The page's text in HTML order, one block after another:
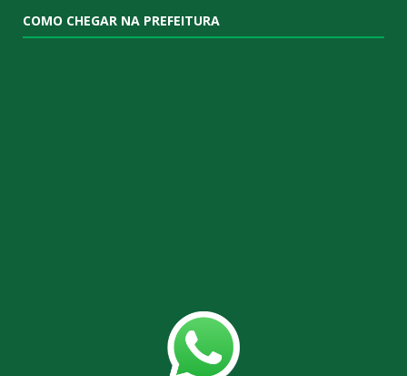
COMO CHEGAR NA PREFEITURA